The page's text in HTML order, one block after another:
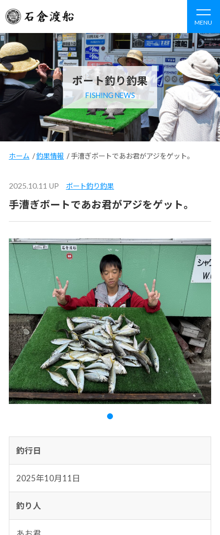
MENU
ボート釣り釣果
FISHING NEWS
ホーム /釣果情報 /手漕ぎボートであお君がアジをゲット。
2025.10.11 UP ボート釣り釣果
手漕ぎボートであお君がアジをゲット。
釣行日
2025年10月11日
釣り人